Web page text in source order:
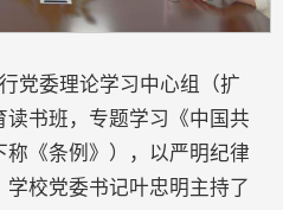
党委理论学习中心组（扩
书班，专题学习《中国共
《条例》），以严明纪律
校党委书记叶忠明主持了